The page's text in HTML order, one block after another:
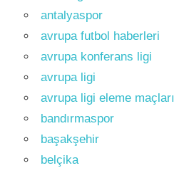
antalyaspor
avrupa futbol haberleri
avrupa konferans ligi
avrupa ligi
avrupa ligi eleme maçları
bandırmaspor
başakşehir
belçika